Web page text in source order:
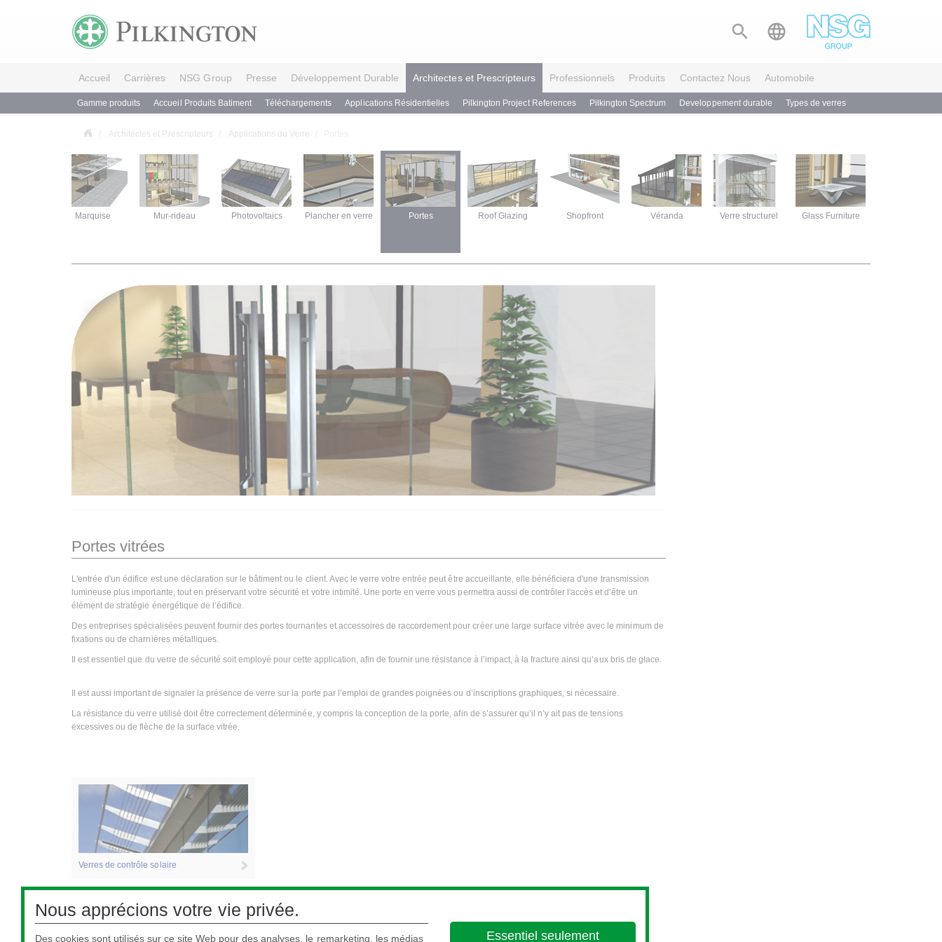
 
Accueil Carrières NSG Group Presse Développement Durable Architectes et Prescripteurs Professionnels Produits Contactez Nous Automobile
Gamme produits Accueil Produits Batiment Téléchargements Applications Résidentielles Pilkington Project References Pilkington Spectrum Developpement durable Types de verres
Architectes et Prescripteurs Applications du Verre
Marquise Mur-rideau Photovoltaics Plancher en verre Portes Roof Glazing Shopfront Véranda Verre structurel Glass Furniture
Portes vitrées
L'entrée d'un édifice est une déclaration sur le bâtiment ou le client. Avec le verre votre entrée peut être accueillante, elle bénéficiera d'une transmission
lumineuse plus importante, tout en préservant votre sécurité et votre intimité. Une porte en verre vous permettra aussi de contrôler l'accès et d'être un
élément de stratégie énergétique de l’édifice.
Des entreprises spécialisées peuvent fournir des portes tournantes et accessoires de raccordement pour créer une large surface vitrée avec le minimum de
fixations ou de charnières métalliques.
Il est essentiel que du verre de sécurité soit employé pour cette application, afin de fournir une résistance à l’impact, à la fracture ainsi qu’aux bris de glace.
Il est aussi important de signaler la présence de verre sur la porte par l’emploi de grandes poignées ou d’inscriptions graphiques, si nécessaire.
La résistance du verre utilisé doit être correctement déterminée, y compris la conception de la porte, afin de s’assurer qu’il n’y ait pas de tensions
excessives ou de flèche de la surface vitrée.
Verres de contrôle solaire
Sécurité
Le verre de sécurité réduit le risque d’accident par impact,
Autonettoyant
Verre autonettoyant pour des fenêtres toujours propres, toute
Nous apprécions votre vie privée.
Des cookies sont utilisés sur ce site Web pour des analyses, le remarketing, les médias Essentiel seulement